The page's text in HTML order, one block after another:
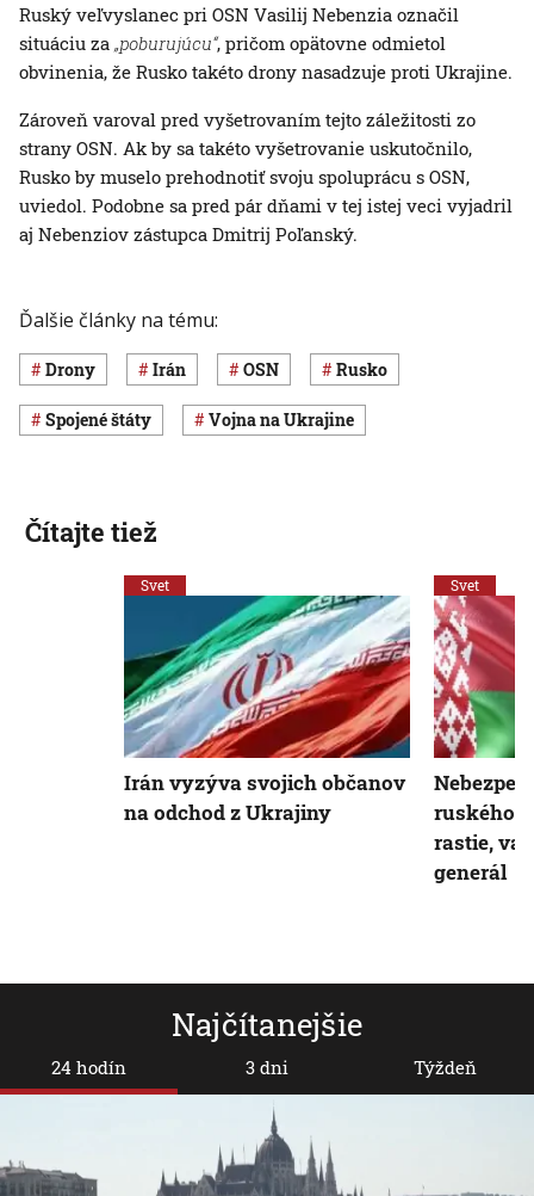
Ruský veľvyslanec pri OSN Vasilij Nebenzia označil
situáciu za „poburujúcu“, pričom opätovne odmietol
obvinenia, že Rusko takéto drony nasadzuje proti Ukrajine.
Zároveň varoval pred vyšetrovaním tejto záležitosti zo
strany OSN. Ak by sa takéto vyšetrovanie uskutočnilo,
Rusko by muselo prehodnotiť svoju spoluprácu s OSN,
uviedol. Podobne sa pred pár dňami v tej istej veci vyjadril
aj Nebenziov zástupca Dmitrij Poľanský.
Ďalšie články na tému:
drony Irán OSN Rusko
Spojené štáty vojna na Ukrajine
Najčítanejšie
24 hodín 3 dni Týždeň
Čítajte tiež
Svet
Irán vyzýva svojich občanov
na odchod z Ukrajiny
Svet
ruského
rastie,
generál